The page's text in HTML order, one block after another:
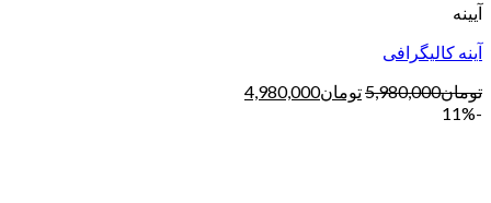
آیینه
آینه کالیگرافی
تومان5,980,000تومان4,980,000
-11%